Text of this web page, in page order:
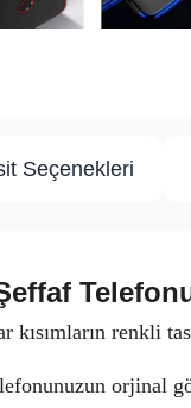
Seçenekleri
kısımların renkli
orjinal